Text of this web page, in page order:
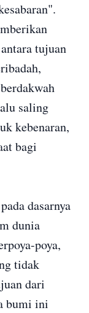
tujuan
saling
kebenaran,
bagi
dasarnya
dunia
poya,
tidak
dari
bumi ini